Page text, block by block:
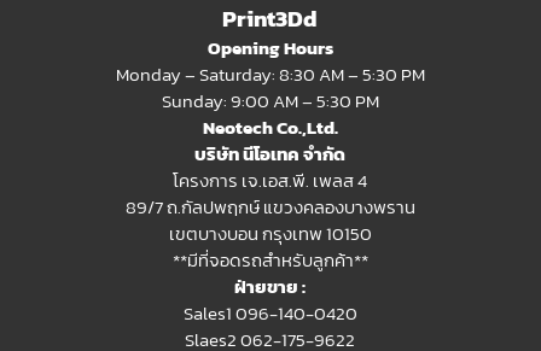
Print3Dd
Opening Hours
Monday – Saturday: 8:30 AM – 5:30 PM
Sunday: 9:00 AM – 5:30 PM
Neotech Co.,Ltd.
บริษัท นีโอเทค จำกัด
โครงการ เจ.เอส.พี. เพลส 4
89/7 ถ.กัลปพฤกษ์ แขวงคลองบางพราน
เขตบางบอน กรุงเทพ 10150
**มีที่จอดรถสำหรับลูกค้า**
ฝ่ายขาย :
Sales1 096-140-0420
Slaes2062-175-9622